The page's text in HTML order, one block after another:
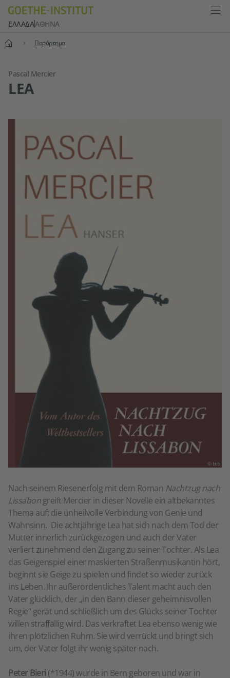
ΕΛΛΆΔΑΑΘΉΝΑ
Αρχική
Παράρτημα
Pascal Mercier
LEA
© btb
Nach seinem Riesenerfolg mit dem Roman Nachtzug nach
Lissabongreift Mercier in dieser Novelle ein altbekanntes
Thema auf: die unheilvolle Verbindung von Genie und
Wahnsinn. Die achtjährige Lea hat sich nach dem Tod der
Mutter innerlich zurückgezogen und auch der Vater
verliert zunehmend den Zugang zu seiner Tochter. Als Lea
das Geigenspiel einer maskierten Straßenmusikantin hört,
beginnt sie Geige zu spielen und findet so wieder zurück
ins Leben. Ihr außerordentliches Talent macht auch den
Vater glücklich, der „in den Bann dieser geheimnisvollen
Regie“ gerät und schließlich um des Glücks seiner Tochter
willen straffällig wird. Das verkraftet Lea ebenso wenig wie
ihren plötzlichen Ruhm. Sie wird verrückt und bringt sich
um, der Vater folgt ihr wenig später nach.
Peter Bieri (*1944) wurde in Bern geboren und war in